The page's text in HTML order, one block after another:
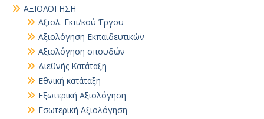
ΑΞΙΟΛΟΓΗΣΗ
Αξιολ. Εκπ/κού Έργου
Αξιολόγηση Εκπαιδευτικών
Αξιολόγηση σπουδών
Διεθνής Κατάταξη
Εθνική κατάταξη
Εξωτερική Αξιολόγηση
Εσωτερική Αξιολόγηση